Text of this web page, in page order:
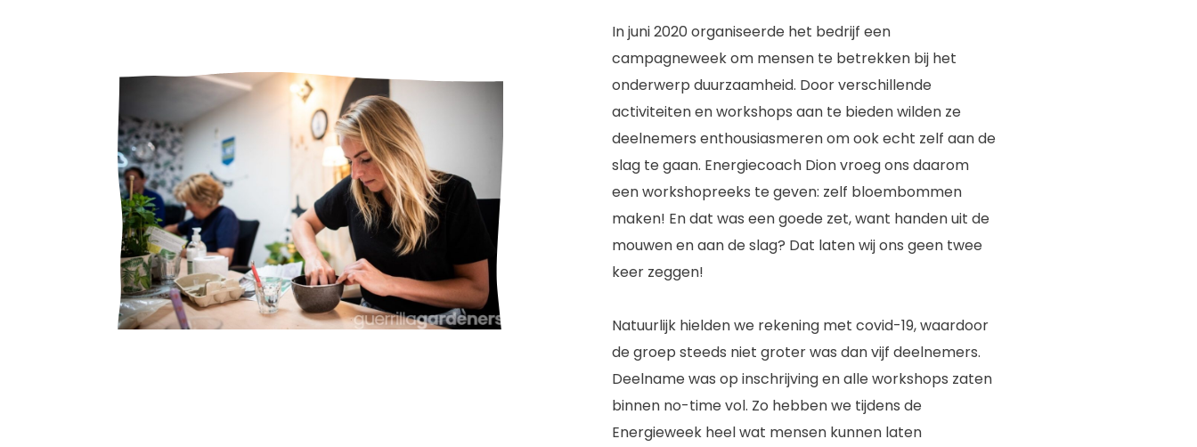
In juni 2020 organiseerde het bedrijf een
campagneweek om mensen te betrekken bij het
onderwerp duurzaamheid. Door verschillende
activiteiten en workshops aan te bieden wilden ze
deelnemers enthousiasmeren om ook echt zelf aan de
slag te gaan. Energiecoach Dion vroeg ons daarom
een workshopreeks te geven: zelf bloembommen
maken! En dat was een goede zet, want handen uit de
mouwen en aan de slag? Dat laten wij ons geen twee
keer zeggen!
Natuurlijk hielden we rekening met covid-19, waardoor
de groep steeds niet groter was dan vijf deelnemers.
Deelname was op inschrijving en alle workshops zaten
binnen no-time vol. Zo hebben we tijdens de
Energieweek heel wat mensen kunnen laten